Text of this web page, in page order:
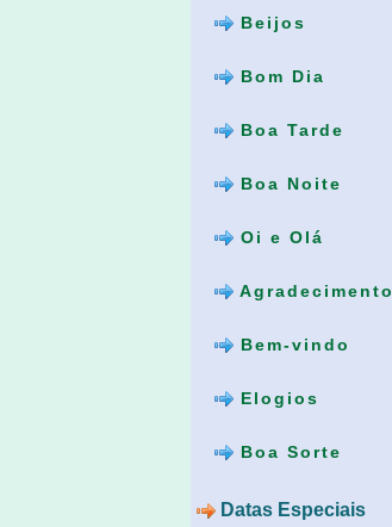
Beijos
Bom Dia
Boa Tarde
Boa Noite
Oi e Olá
Agradecimento
Bem-vindo
Elogios
Boa Sorte
Datas Especiais